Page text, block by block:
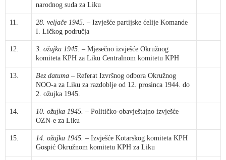
narodnog suda za Liku
11. 28. veljače 1945. – Izvješće partijske ćelije Komande
I. Ličkog područja
12. 3. ožujka 1945. – Mjesečno izvješće Okružnog
komiteta KPH za Liku Centralnom komitetu KPH
13. Bez datuma – Referat Izvršnog odbora Okružnog
NOO-a za Liku za razdoblje od 12. prosinca 1944. do
2. ožujka 1945.
14. 10. ožujka 1945. – Političko-obavještajno izvješće
OZN-e za Liku
15. 14. ožujka 1945. – Izvješće Kotarskog komiteta KPH
Gospić Okružnom komitetu KPH za Liku